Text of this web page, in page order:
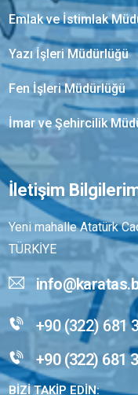
Emlak ve İstimlak
Yazı İşleri Müdürlüğü
Fen İşleri Müdürlüğü
İmar ve Şehircilik
İletişim
Yeni mahalle Atatürk
TÜRKİYE
+90 (322) 681
+90 (322) 681
BİZİ TAKİP EDİN: